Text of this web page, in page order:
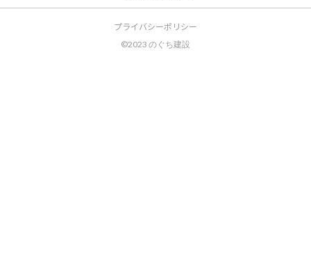
プライバシーポリシー
©2023 のぐち建設